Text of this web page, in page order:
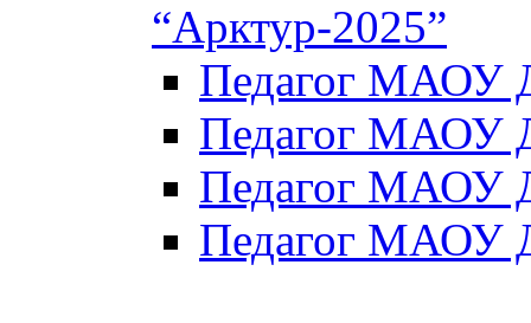
“Арктур-2025”
Педагог МАОУ
Педагог МАОУ
Педагог МАОУ
Педагог МАОУ